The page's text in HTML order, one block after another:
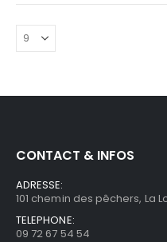
CONTACT & INFOS
ADRESSE:
101 chemin des pêchers, La
TELEPHONE:
09 72 67 54 54